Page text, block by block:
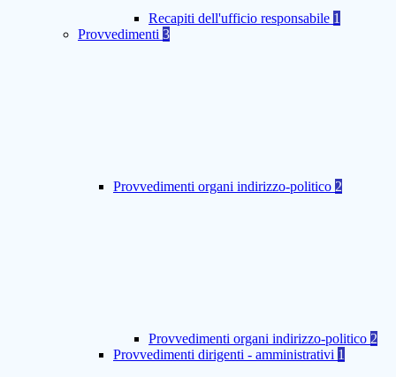
Recapiti dell'ufficio responsabile 1
Provvedimenti 3
Provvedimenti organi indirizzo-politico 2
Provvedimenti organi indirizzo-politico 2
Provvedimenti dirigenti - amministrativi 1